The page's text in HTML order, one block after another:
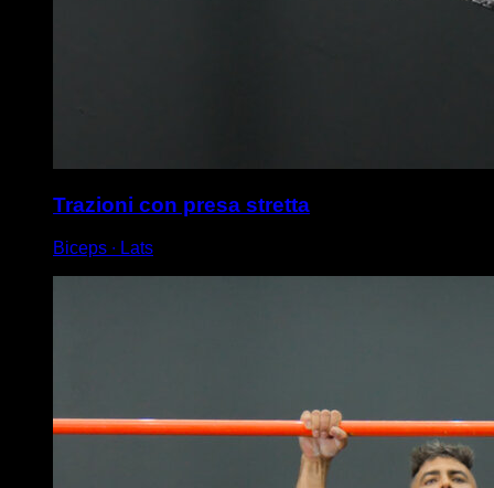
Trazioni con presa stretta
Biceps ∙ Lats